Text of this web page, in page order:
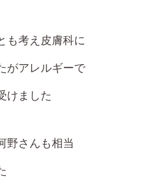
も考え皮膚科に
がアレルギーで
けました
野さんも相当